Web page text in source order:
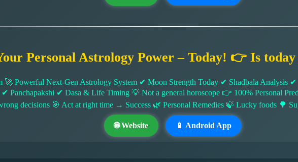
Personal Astrology Power – Today! 👉 Is
🚀 Powerful Next-Gen Astrology System ✔ Moon Strength Today ✔ Shadbala Analysis
Panchapakshi ✔ Dasa & Life Timing 💡 Not a general horoscope 👉 100% Personal
decisions 🎯 Act at right time → Success 🌿 Personal Remedies 🍃 Lucky foods 🌳
🌐 Website 📱 Android App